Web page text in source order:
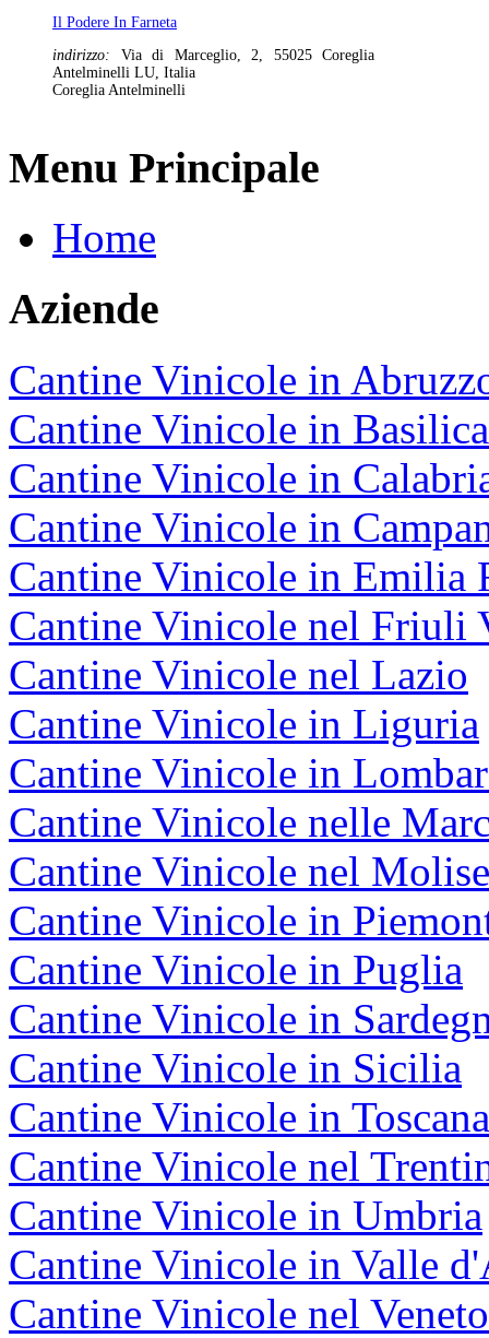
Il Podere In Farneta
indirizzo: Via di Marceglio, 2, 55025 Coreglia
Antelminelli LU, Italia
Coreglia Antelminelli
Menu Principale
Home
Aziende
Cantine Vinicole in
Cantine Vinicole in
Cantine Vinicole in
Cantine Vinicole in
Cantine Vinicole in Emilia
Cantine Vinicole nel Friuli
Cantine Vinicole nel Lazio
Cantine Vinicole in Liguria
Cantine Vinicole in
Cantine Vinicole nelle
Cantine Vinicole nel Molise
Cantine Vinicole in
Cantine Vinicole in Puglia
Cantine Vinicole in
Cantine Vinicole in Sicilia
Cantine Vinicole in Toscana
Cantine Vinicole nel
Cantine Vinicole in Umbria
Cantine Vinicole in Valle
Cantine Vinicole nel Veneto